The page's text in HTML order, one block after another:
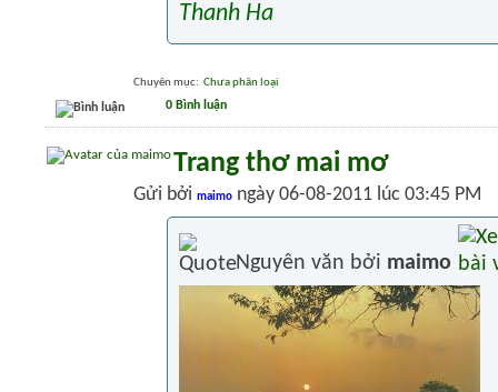
Thanh Ha
Chuyên mục Chưa phân loại
0 Bình luận
Trang thơ mai mơ
Gửi bởi maimo ngày 06-08-2011 lúc 03:45 PM
Nguyên văn bởi maimo